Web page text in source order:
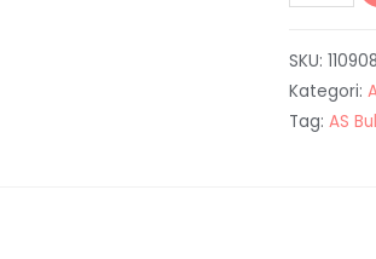
SKU:
Kategori:
Tag: AS